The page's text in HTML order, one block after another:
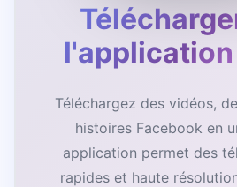
Téléchargez des vidéos,
histoires Facebook en
application permet des
rapides et haute